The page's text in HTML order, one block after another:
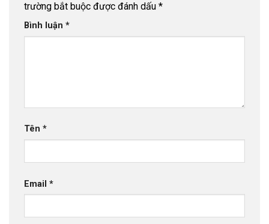
trường bắt buộc được đánh dấu *
Bình luận *
Tên *
Email *